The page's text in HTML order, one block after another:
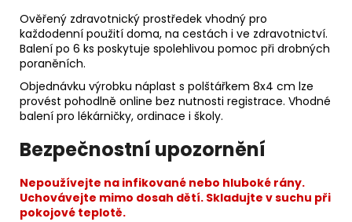
Ověřený zdravotnický prostředek vhodný pro
každodenní použití doma, na cestách i ve zdravotnictví.
Balení po 6 ks poskytuje spolehlivou pomoc při drobných
poraněních.
Objednávku výrobku náplast s polštářkem 8x4 cm lze
provést pohodlně online bez nutnosti registrace. Vhodné
balení pro lékárničky, ordinace i školy.
Bezpečnostní upozornění
Nepoužívejte na infikované nebo hluboké rány.
Uchovávejte mimo dosah dětí. Skladujte v suchu při
pokojové teplotě.